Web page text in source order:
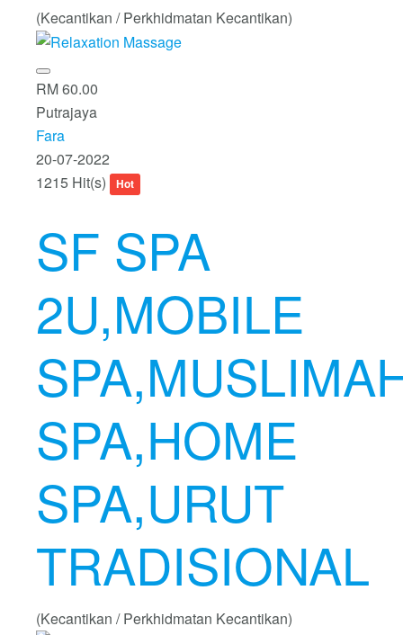
(Kecantikan / Perkhidmatan Kecantikan)
RM 60.00
Putrajaya
Fara
20-07-2022
1215 Hit(s)
Hot
SF SPA
2U,MOBILE
SPA,HOME
SPA,URUT
TRADISIONAL
(Kecantikan / Perkhidmatan Kecantikan)